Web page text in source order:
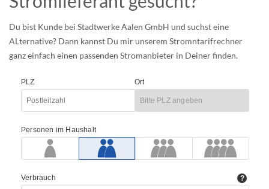
Du bist Kunde bei Stadtwerke Aalen GmbH und suchst eine
ALternative? Dann kannst Du mir unserem Stromntarifrechner
ganz einfach einen passenden Stromanbieter in Deiner finden.